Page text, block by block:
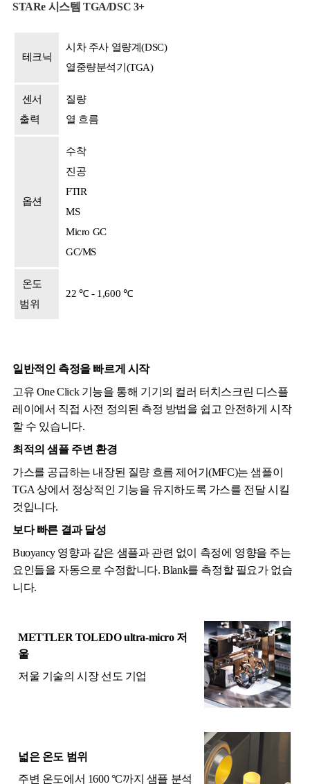
STARe 시스템 TGA/DSC 3+
테크닉
시차 주사 열량계(DSC)
열중량분석기(TGA)
센서
출력
질량
열 흐름
옵션
수착
진공
FTIR
MS
Micro GC
GC/MS
온도
범위
22 ℃ - 1,600 ℃
일반적인 측정을 빠르게 시작
고유 One Click 기능을 통해 기기의 컬러 터치스크린 디스플
레이에서 직접 사전 정의된 측정 방법을 쉽고 안전하게 시작
할 수 있습니다.
최적의 샘플 주변 환경
가스를 공급하는 내장된 질량 흐름 제어기(MFC)는 샘플이
TGA 상에서 정상적인 기능을 유지하도록 가스를 전달 시킬
것입니다.
보다 빠른 결과 달성
Buoyancy 영향과 같은 샘플과 관련 없이 측정에 영향을 주는
요인들을 자동으로 수정합니다. Blank를 측정할 필요가 없습
니다.
METTLER TOLEDO ultra-micro 저
울
저울 기술의 시장 선도 기업
넓은 온도 범위
주변 온도에서 1600 °C까지 샘플 분석